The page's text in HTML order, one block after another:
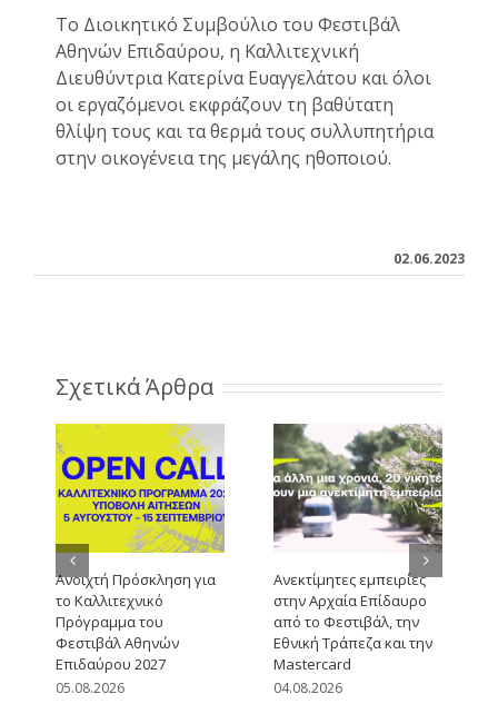
Το Διοικητικό Συμβούλιο του Φεστιβάλ
Αθηνών Επιδαύρου, η Καλλιτεχνική
Διευθύντρια Κατερίνα Ευαγγελάτου και όλοι
οι εργαζόμενοι εκφράζουν τη βαθύτατη
θλίψη τους και τα θερμά τους συλλυπητήρια
στην οικογένεια της μεγάλης ηθοποιού.
02.06.2023
Σχετικά Άρθρα
Ανοιχτή Πρόσκληση για
το Καλλιτεχνικό
Πρόγραμμα του
Φεστιβάλ Αθηνών
Επιδαύρου 2027
05.08.2026
Ανεκτίμητες εμπειρίες
στην Αρχαία Επίδαυρο
από το Φεστιβάλ, την
Εθνική Τράπεζα και την
Mastercard
04.08.2026